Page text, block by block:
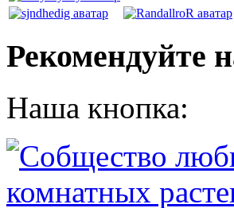
Рекомендуйте
Наша кнопка: